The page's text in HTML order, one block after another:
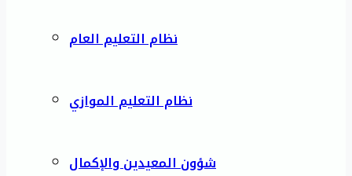
نظام التعليم العام
نظام التعليم الموازي
شؤون المعيدين والإكمال